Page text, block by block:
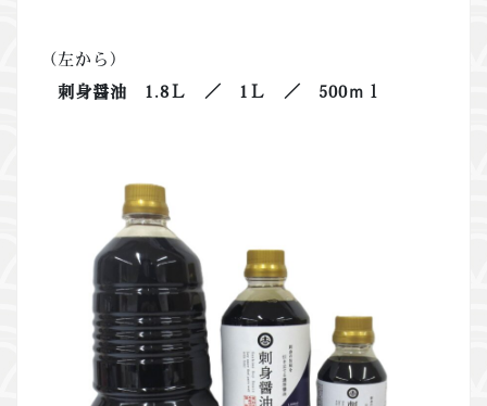
（左から）
刺身醤油 1.8Ｌ ／ 1Ｌ ／ 500ｍｌ